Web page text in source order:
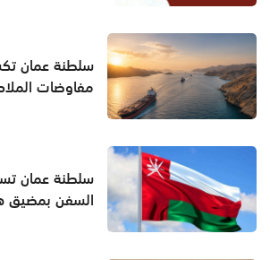
سلطنة عمان
مفاوضات
سلطنة عمان
السفن بمضيق